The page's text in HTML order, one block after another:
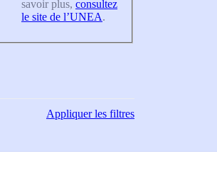
savoir plus, consultez
le site de l’UNEA.
Appliquerles filtres